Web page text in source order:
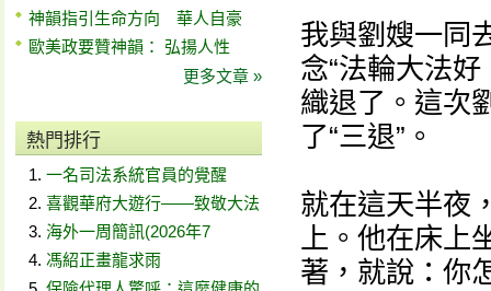
神韻指引生命方向 華人自豪
歐美政要贊神韻： 弘揚人性
更多文章 »
熱門排行
一名司法系統官員的覺醒
喜觀華府大遊行——致敬大法
海外一周簡訊(2026年7
馮紹正畫龍求雨
我與劉嫂一同
念“法輪大法
織退了。這次
了“三退”。
就在這天半夜
上。他在床上
著，就說：你